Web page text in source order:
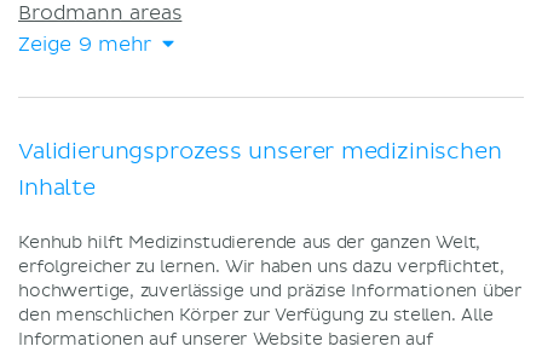
Brodmann areas
Zeige 9 mehr
Validierungsprozess unserer medizinischen
Inhalte
Kenhub hilft Medizinstudierende aus der ganzen Welt,
erfolgreicher zu lernen. Wir haben uns dazu verpflichtet,
hochwertige, zuverlässige und präzise Informationen über
den menschlichen Körper zur Verfügung zu stellen. Alle
Informationen auf unserer Website basieren auf